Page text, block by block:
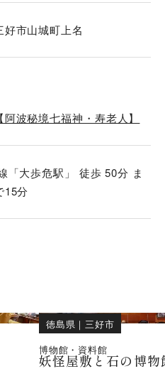
好市山城町上名
波秘境七福神・寿老人】
「大歩危駅」 徒歩 50分 ま
15分
徳島県 ｜ 三好市
博物館・資料館
妖怪屋敷と石の博物